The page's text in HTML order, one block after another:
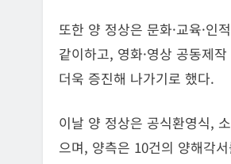
또한 양 정상은 문화·교육·인
같이하고, 영화·영상 공동제
더욱 증진해 나가기로 했다.
이날 양 정상은 공식환영식,
으며, 양측은 10건의 양해각